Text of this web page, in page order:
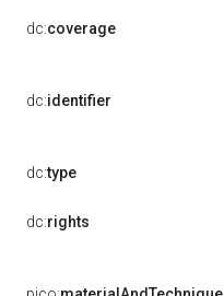
dc:coverage
dc:identifier
dc:type
dc:rights